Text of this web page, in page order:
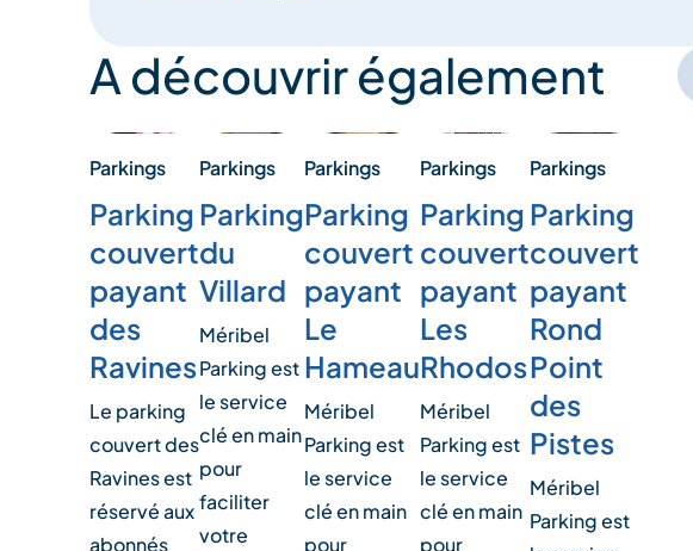
A découvrir également
Parkings
Parking
couvert
payant
des
Ravines
Le parking
couvert des
Ravines est
réservé aux
abonnés
Parkings
Parking
du
Villard
Méribel
Parking est
le service
clé en main
pour
faciliter
votre
Parkings
Parking
couvert
payant
Le
Hameau
Méribel
Parking est
le service
clé en main
pour
Parkings
Parking
couvert
payant
Les
Rhodos
Méribel
Parking est
le service
clé en main
pour
Parkings
Parking
couvert
payant
Rond
Point
des
Pistes
Méribel
Parking est